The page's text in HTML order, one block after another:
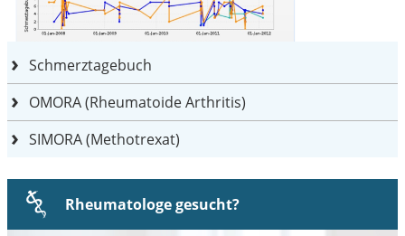
Schmerztagebuch
OMORA (Rheumatoide Arthritis)
SIMORA (Methotrexat)
Rheumatologe gesucht?